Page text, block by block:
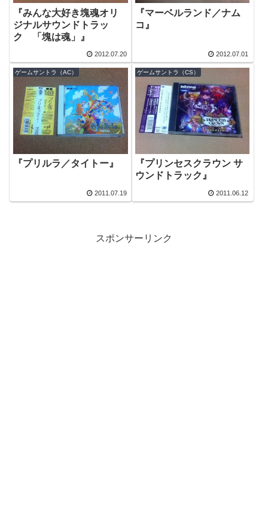
『みんな大好き塊魂オリ
ジナルサウンドトラッ
ク 「塊は魂」』
2012.07.20
『マーベルランド／ナム
コ』
2012.07.01
ゲームサントラ（AC）
『プリルラ／タイトー』
2011.07.19
ゲームサントラ（CS）
『プリンセスクラウン サ
ウンドトラック』
2011.06.12
スポンサーリンク